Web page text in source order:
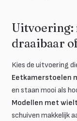
Uitvoering:
draaibaar
Kies de uitvoering
Eetkamerstoelen
en staan mooi als
Modellen met
schuiven makkelijk